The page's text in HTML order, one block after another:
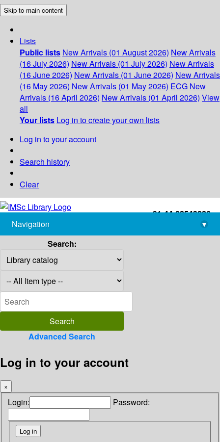
Skip to main content
Lists
Public lists New Arrivals (01 August 2026) New Arrivals
(16 July 2026) New Arrivals (01 July 2026) New Arrivals
(16 June 2026) New Arrivals (01 June 2026) New Arrivals
(16 May 2026) New Arrivals (01 May 2026) ECG New
Arrivals (16 April 2026) New Arrivals (01 April 2026) View
all
Your lists Log in to create your own lists
Log in to your account
Search history
Clear
+91-44-22543226
library@imsc.res.in
Navigation
▾
Search:
Advanced Search
Log in to your account
×
Login: Password: